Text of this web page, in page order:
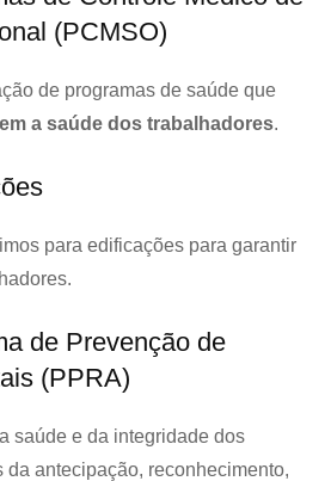
(PCMSO)
de programas de saúde que
a saúde dos trabalhadores.
para edificações para garantir
de Prevenção de
(PPRA)
saúde e da integridade dos
da antecipação, reconhecimento,